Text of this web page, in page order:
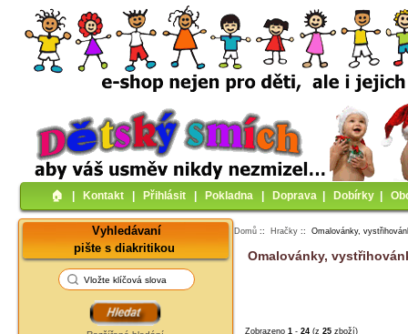
🏠︎ Kontakt Přihlásit Pokladna Doprava Dobírky
Vyhledávaní
pište s diakritikou
Domů :: Hračky :: Omalovánky,
Omalovánky,
Zobrazeno 1 - 24(z 25zboží)